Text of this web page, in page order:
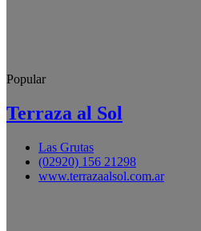
Popular
Terraza al Sol
Las Grutas
(02920) 156 21298
www.terrazaalsol.com.ar